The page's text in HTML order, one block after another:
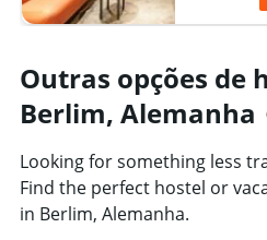
Outras opções de
Berlim, Alemanha
Looking for something less
Find the perfect hostel or
in Berlim, Alemanha.